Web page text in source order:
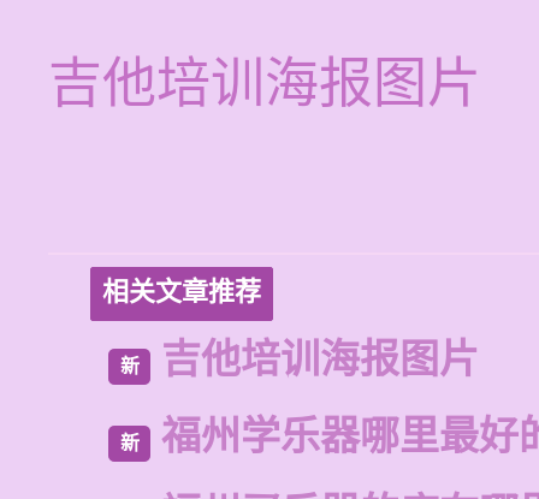
吉他培训海报图片
相关文章推荐
新 吉他培训海报图片
新
福州学乐器哪里最好